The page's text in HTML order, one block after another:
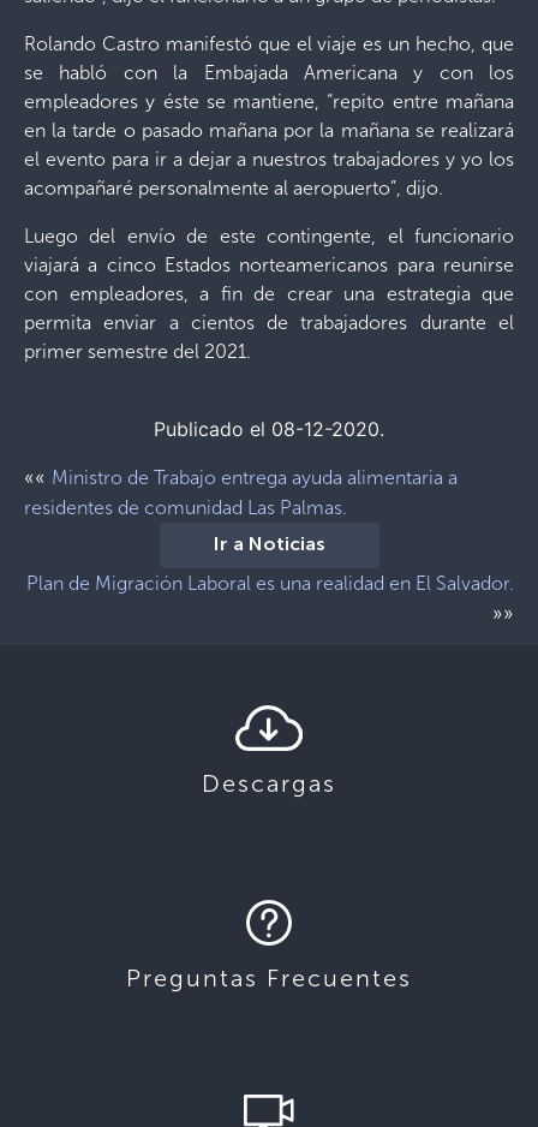
Rolando Castro manifestó que el viaje es un hecho, que
se habló con la Embajada Americana y con los
empleadores y éste se mantiene, “repito entre mañana
en la tarde o pasado mañana por la mañana se realizará
el evento para ir a dejar a nuestros trabajadores y yo los
acompañaré personalmente al aeropuerto”, dijo.
Luego del envío de este contingente, el funcionario
viajará a cinco Estados norteamericanos para reunirse
con empleadores, a fin de crear una estrategia que
permita enviar a cientos de trabajadores durante el
primer semestre del 2021.
Publicado el 08-12-2020.
«« Ministro de Trabajo entrega ayuda alimentaria a
residentes de comunidad Las Palmas.
Ir a Noticias
Plan de Migración Laboral es una realidad en El Salvador.
»»
Descargas
Preguntas Frecuentes